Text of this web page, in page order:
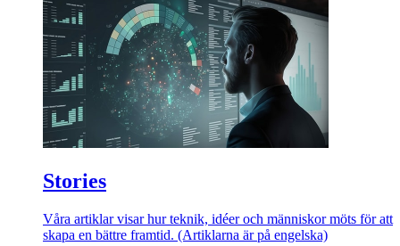
Stories
Våra artiklar visar hur teknik, idéer och människor möts för att
skapa en bättre framtid. (Artiklarna är på engelska)